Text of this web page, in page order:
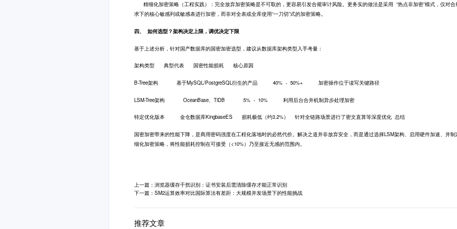
精细化加密策略（工程实践）：完全放弃加密策略是不可取的，更容易引发合规审计风险。更务实的做法是采用 “热点非加密”模式，仅对合
求下的核心敏感列或敏感表进行加密，而非对全表或全库使用“一刀切”式的加密策略。
四、 如何选型？架构决定上限，调优决定下限
基于上述分析，针对国产数据库的国密加密选型，建议从数据库架构类型入手考量：
架构类型 典型代表 国密性能损耗 核心原因
B-Tree架构 基于MySQL/PostgreSQL衍生的产品 40% - 50%+ 加密操作位于读写关键路径
LSM-Tree架构 OceanBase、TiDB 5% - 10% 利用后台合并机制异步处理加密
特定优化版本 金仓数据库KingbaseES 损耗极低（约3.2%） 针对全链路场景进行了密文直算等深度优化 总结
国密加密带来的性能下降，是商用密码强度在工程化落地时的必然代价。解决之道并非放弃安全，而是通过选择LSM架构、启用硬件加速、并制
细化加密策略，将性能损耗控制在可接受（<10%）乃至接近无感的范围内。
上一篇：浏览器缓存干扰识别：证书安装后需清除缓存才能正常识别
下一篇：SM2运算效率对比国际算法有差距：大规模并发场景下的性能挑战
推荐文章